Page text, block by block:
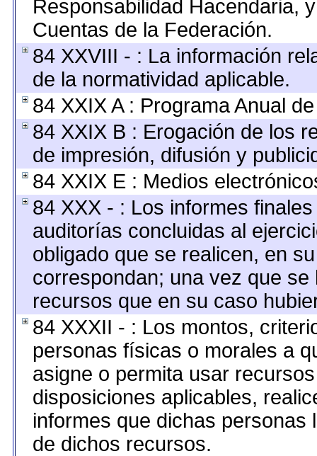
Responsabilidad Hacendaria,
Cuentas de la Federación.
84 XXVIII - : La información
de la normatividad aplicable.
84 XXIX A : Programa Anual
84 XXIX B : Erogación de los
de impresión, difusión y
84 XXIX E : Medios
84 XXX - : Los informes
auditorías concluidas al
obligado que se realicen, en
correspondan; una vez que
recursos que en su caso
84 XXXII - : Los montos,
personas físicas o morales a
asigne o permita usar
disposiciones aplicables,
informes que dichas
de dichos recursos.